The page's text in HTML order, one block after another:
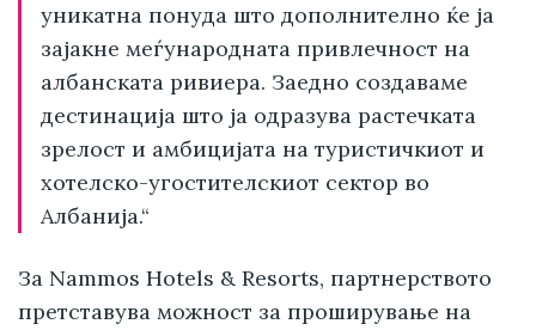
уникатна понуда што дополнително ќе ја
зајакне меѓународната привлечност на
албанската ривиера. Заедно создаваме
дестинација што ја одразува растечката
зрелост и амбицијата на туристичкиот и
хотелско-угостителскиот сектор во
Албанија.“
За Nammos Hotels & Resorts, партнерството
претставува можност за проширување на